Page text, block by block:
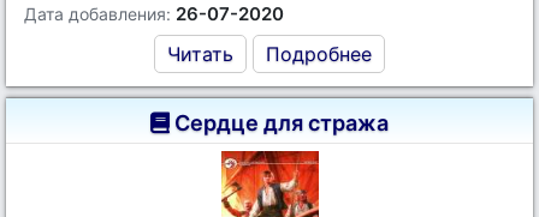
Дата добавления: 26-07-2020
Читать Подробнее
Сердце для стража